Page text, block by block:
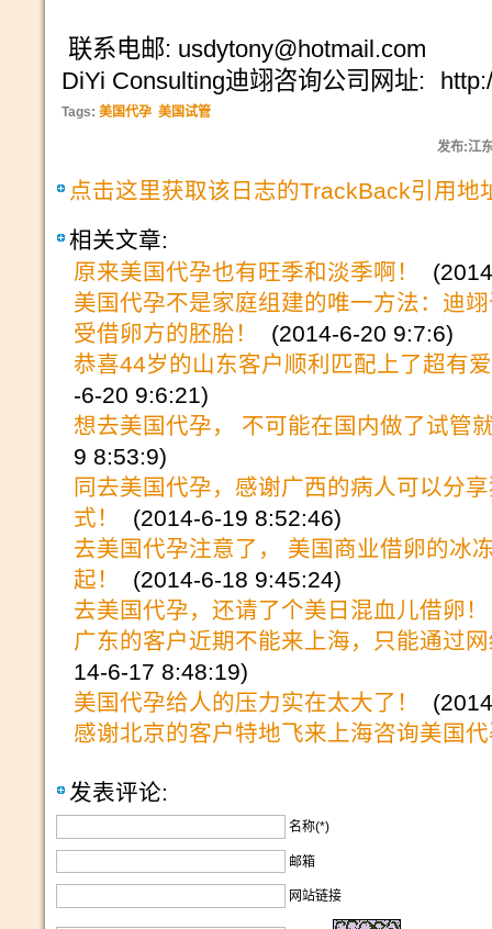
联系电邮: usdytony@hotmail.com
DiYi Consulting迪翊咨询公司网址:
Tags: 美国代孕 美国试管
发布:江
点击这里获取该日志的TrackBack引用地
相关文章:
原来美国代孕也有旺季和淡季啊！
美国代孕不是家庭组建的唯一方法：迪
受借卵方的胚胎！
(2014-6-20 9:7:6)
恭喜44岁的山东客户顺利匹配上了超有
-6-20 9:6:21)
想去美国代孕， 不可能在国内做了试管
9 8:53:9)
同去美国代孕，感谢广西的病人可以分
式！
(2014-6-19 8:52:46)
去美国代孕注意了， 美国商业借卵的冰
起！
(2014-6-18 9:45:24)
去美国代孕，还请了个美日混血儿借卵！
广东的客户近期不能来上海，只能通过
14-6-17 8:48:19)
美国代孕给人的压力实在太大了！
感谢北京的客户特地飞来上海咨询美国
发表评论:
名称(*)
邮箱
网站链接